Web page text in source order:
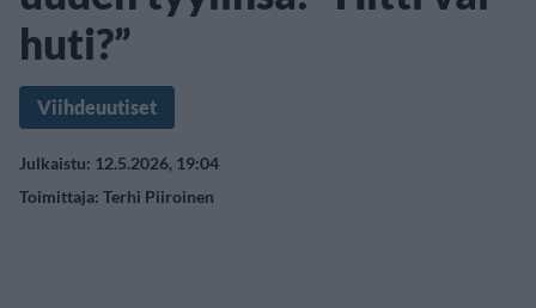
huti?”
Viihdeuutiset
Julkaistu: 12.5.2026, 19:04
Toimittaja: Terhi Piiroinen